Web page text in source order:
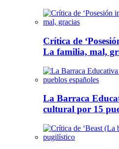
Crítica de
La familia, mal,
La Barraca
cultural por 15